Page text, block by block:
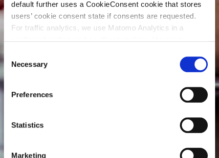
default further uses a CookieConsent cookie that stores
users’ cookie consent state if consents are requested.
For traffic analytics, we use Matomo Analytics in a
(see our data protection declaration). If you choose to
opt-out of analytics, that selection will be stored in a
cookie to make sure your opt-out will be remembered.
For details regarding the cookies used on this site please
C
o
n
s
Necessary
Preferences
Statistics
Marketing